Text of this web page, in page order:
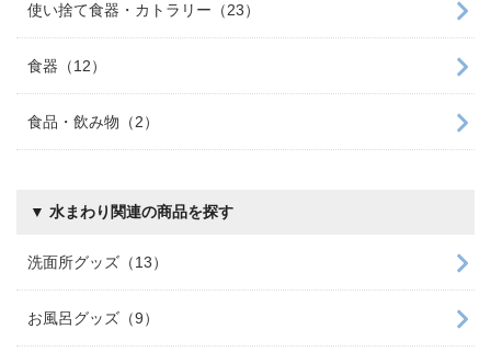
使い捨て食器・カトラリー（23）
食器（12）
食品・飲み物（2）
▼ 水まわり関連の商品を探す
洗面所グッズ（13）
お風呂グッズ（9）